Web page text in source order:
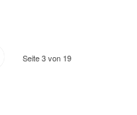
Seite 3 von 19